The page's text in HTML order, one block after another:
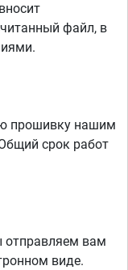
файл, в
прошивку нашим
срок работ
отправляем вам
виде.